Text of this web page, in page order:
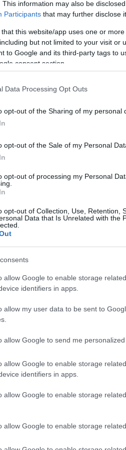
This information may also be
Participants that may further disclose
that this website/app uses one or
but not limited to your visit or
to Google and its third-party tags to
consent section.
Data Processing Opt Outs
opt-out of the Sharing of my personal
opt-out of the Sale of my Personal
opt-out of processing my Personal
opt-out of Collection, Use, Retention,
Data that Is Unrelated with the
allow Google to enable storage
identifiers in apps.
allow my user data to be sent to
allow Google to send me personalized
allow Google to enable storage
identifiers in apps.
allow Google to enable storage
allow Google to enable storage
Jogi Dokumentumfilm
versenyeztek a filmek,
kíváncsi. A Legjobb
című georgiai film kapta,
fesztivál hír verzió
Magyar
2025 februárjában újjáéledt
is folytatódik: a 45. Magyar
megrendezésre. A 2026-os
és további két szekcióból,…
TOVÁBB
sajtóközlemény
viking, Sirat,